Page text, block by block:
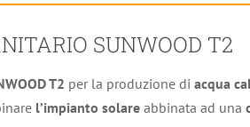
SUNWOOD T2
T2 per la produzione di acqua
l’impianto solareabbinata ad una